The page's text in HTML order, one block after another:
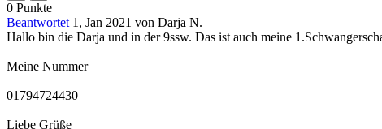
0 Punkte
Beantwortet 1, Jan 2021 von Darja N.
Hallo bin die Darja und in der 9ssw. Das ist auch meine
Meine Nummer
01794724430
Liebe Grüße